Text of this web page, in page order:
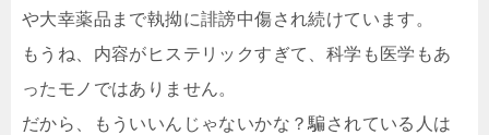
や大幸薬品まで執拗に誹謗中傷され続けています。
もうね、内容がヒステリックすぎて、科学も医学もあ
ったモノではありません。
だから、もういいんじゃないかな？騙されている人は